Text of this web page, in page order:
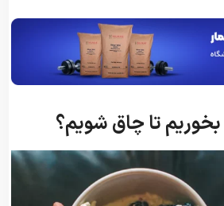
تا چاق شویم؟